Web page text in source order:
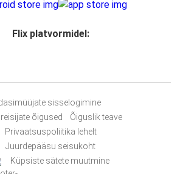
Flix platvormidel:
sisselogimine
õigused
Õiguslik teave
Privaatsuspoliitika lehelt
Juurdepääsu seisukoht
Küpsiste sätete muutmine